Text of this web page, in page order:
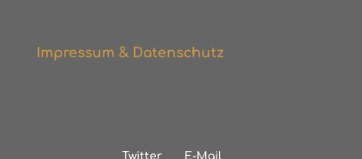
Impressum & Datenschutz
Twitter E-Mail